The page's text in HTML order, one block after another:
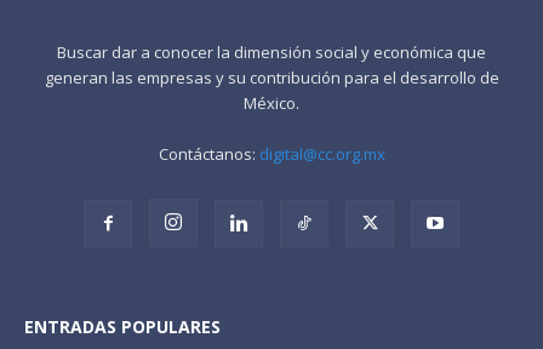
Buscar dar a conocer la dimensión social y económica que
generan las empresas y su contribución para el desarrollo de
México.
Contáctanos: digital@cc.org.mx
ENTRADAS POPULARES